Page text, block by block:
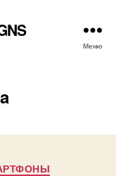
Меню